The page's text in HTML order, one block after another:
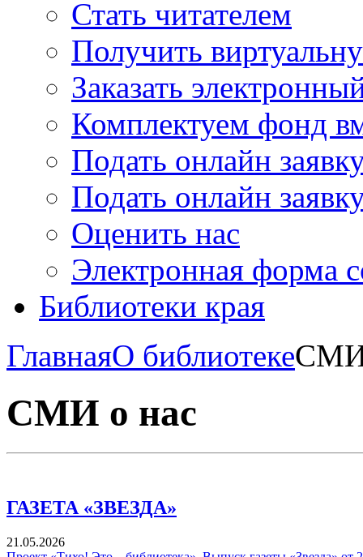
Стать читателем
Получить
Заказать
Комплектуем фонд
Подать онлайн
Подать онлайн
Оценить нас
Электронная форма
Библиотеки края
ГлавнаяО библиотекеСМИ
СМИ о нас
ГАЗЕТА «ЗВЕЗДА»
21.05.2026